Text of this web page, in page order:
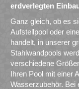
erdverlegten
Ganz gleich, ob es
Aufstellpool oder
handelt, in unserer
Stahlwandpools
verschiedene
Ihren Pool mit einer
Wasserzubehör. Bei